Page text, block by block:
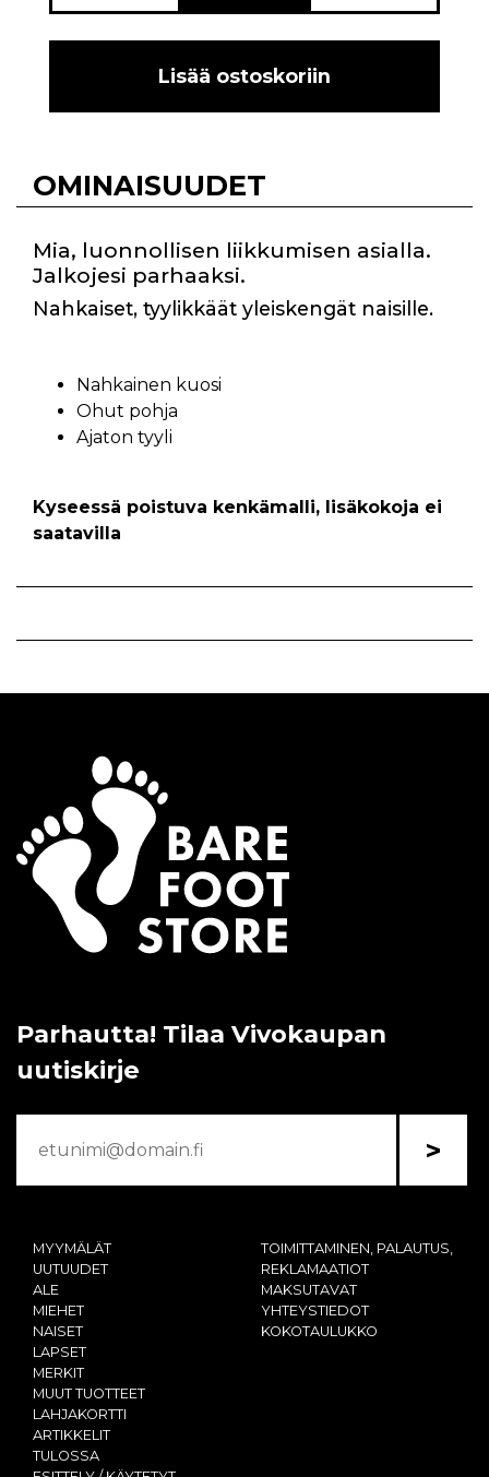
Lisää ostoskoriin
OMINAISUUDET
Mia, luonnollisen liikkumisen asialla.
Jalkojesi parhaaksi.
Nahkaiset, tyylikkäät yleiskengät naisille.
Nahkainen kuosi
Ohut pohja
Ajaton tyyli
Kyseessä poistuva kenkämalli, lisäkokoja ei
saatavilla
Parhautta! Tilaa Vivokaupan
uutiskirje
>
MYYMÄLÄT
UUTUUDET
ALE
MIEHET
NAISET
LAPSET
MERKIT
MUUT TUOTTEET
LAHJAKORTTI
ARTIKKELIT
TULOSSA
TOIMITTAMINEN, PALAUTUS,
REKLAMAATIOT
MAKSUTAVAT
YHTEYSTIEDOT
KOKOTAULUKKO